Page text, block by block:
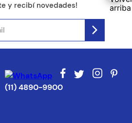
y recibí novedades!
(11) 4890-9900